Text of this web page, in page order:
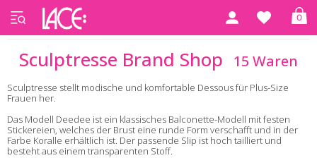
0
Startseite Sculptresse Brand Shop
Sculptresse Brand Shop 15 Waren
Sculptresse stellt modische und komfortable Dessous für Plus-Size
Frauen her.
Das Modell Deedee ist ein klassisches Balconette-Modell mit festen
Stickereien, welches der Brust eine runde Form verschafft und in der
Farbe Koralle erhältlich ist. Der passende Slip ist hoch tailliert und
besteht aus einem transparenten Stoff.